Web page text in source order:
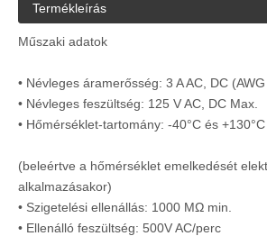
Termékleírás
Műszaki adatok
• Névleges áramerősség: 3 A AC, DC
• Névleges feszültség: 125 V AC, DC Max.
• Hőmérséklet-tartomány: -40°C
(beleértve a hőmérséklet emelkedését
alkalmazásakor)
• Szigetelési ellenállás: 1000 MΩ min.
• Ellenálló feszültség: 500V AC/perc